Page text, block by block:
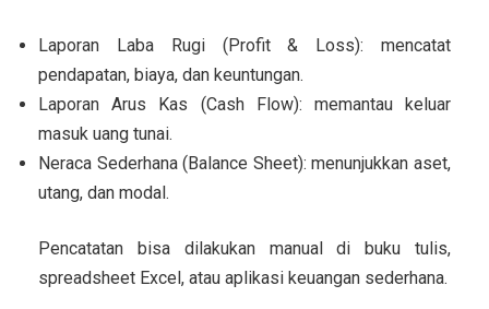
Laporan Laba Rugi (Profit & Loss): mencatat
pendapatan, biaya, dan keuntungan.
Laporan Arus Kas (Cash Flow): memantau keluar
masuk uang tunai.
Neraca Sederhana (Balance Sheet): menunjukkan aset,
utang, dan modal.
Pencatatan bisa dilakukan manual di buku tulis,
spreadsheet Excel, atau aplikasi keuangan sederhana.